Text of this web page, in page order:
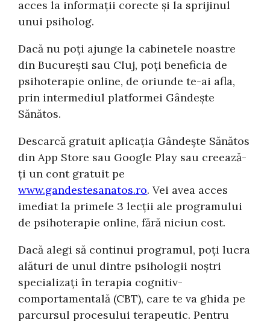
acces la informații corecte și la sprijinul
unui psiholog.
Dacă nu poți ajunge la cabinetele noastre
din București sau Cluj, poți beneficia de
psihoterapie online, de oriunde te-ai afla,
prin intermediul platformei Gândește
Sănătos.
Descarcă gratuit aplicația Gândește Sănătos
din App Store sau Google Play sau creează-
ți un cont gratuit pe
www.gandestesanatos.ro. Vei avea acces
imediat la primele 3 lecții ale programului
de psihoterapie online, fără niciun cost.
Dacă alegi să continui programul, poți lucra
alături de unul dintre psihologii noștri
specializați în terapia cognitiv-
comportamentală (CBT), care te va ghida pe
parcursul procesului terapeutic. Pentru